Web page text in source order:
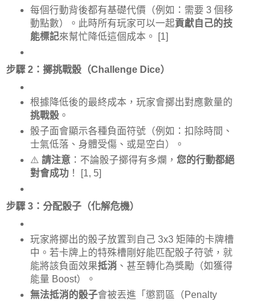
每個行動背後都有基礎代價（例如：需要 3 個移
動點數）。此時所有玩家可以一起貢獻自己的技
能標記來幫忙降低這個成本。 [1]
步驟 2：擲挑戰骰（Challenge Dice）
根據降低後的最終成本，玩家會擲出對應數量的
挑戰骰。
骰子面會顯示各種負面符號（例如：扣除時間、
士氣低落、身體受傷、或是空白）。
⚠️ 請注意：不論骰子擲得有多爛， 您的行動都絕
對會成功！ [1, 5]
步驟 3：分配骰子（化解危機）
玩家將擲出的骰子放置到自己 3x3 矩陣的卡牌槽
中。若卡牌上的特殊槽剛好能匹配骰子符號，就
能將該負面效果抵消 、甚至轉化為獎勵（如獲得
能量 Boost）。
無法抵消的骰子會被丟進「懲罰區（Penalty